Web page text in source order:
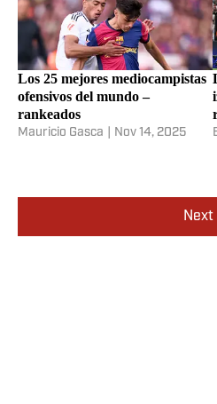
Los 25 mejores mediocampistas
ofensivos del mundo –
rankeados
Mauricio Gasca Nov 14, 2025
Next